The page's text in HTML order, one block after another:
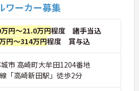
ワーカー募集
円～21.0万円程度 諸手当込
円～314万円程度 賞与込
市 高崎町大牟田1204番地
「高崎新田駅」徒歩2分